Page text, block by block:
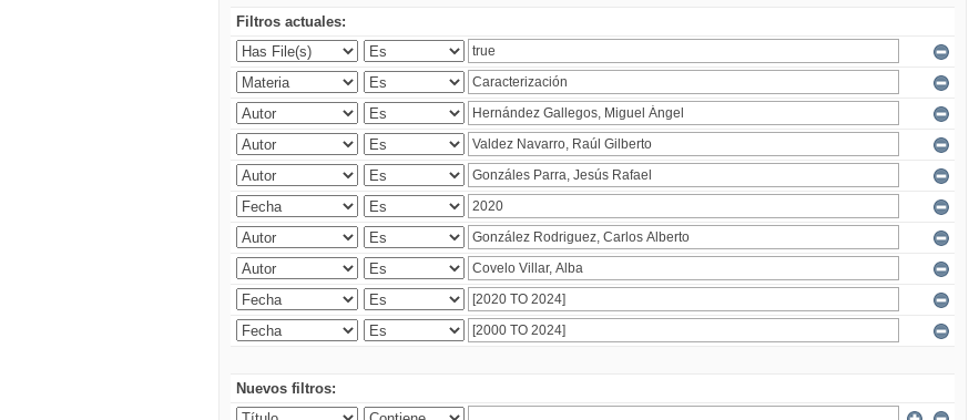
Filtros actuales:
Nuevos filtros: